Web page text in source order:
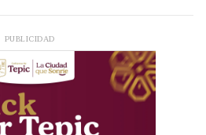
PUBLICIDAD